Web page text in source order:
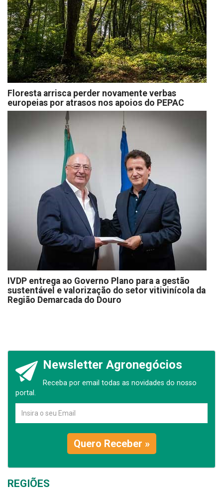
Floresta arrisca perder novamente verbas
europeias por atrasos nos apoios do PEPAC
IVDP entrega ao Governo Plano para a gestão
sustentável e valorização do setor vitivinícola da
Região Demarcada do Douro
Newsletter Agronegócios
Receba por email todas as novidades do nosso
portal.
Quero Receber »
REGIÕES